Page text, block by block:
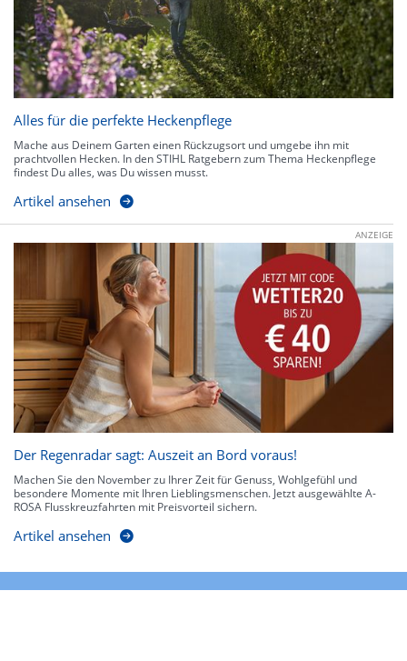
Alles für die perfekte Heckenpflege
Mache aus Deinem Garten einen Rückzugsort und umgebe ihn mit
prachtvollen Hecken. In den STIHL Ratgebern zum Thema Heckenpflege
findest Du alles, was Du wissen musst.
Artikel ansehen
ANZEIGE
Der Regenradar sagt: Auszeit an Bord voraus!
Machen Sie den November zu Ihrer Zeit für Genuss, Wohlgefühl und
besondere Momente mit Ihren Lieblingsmenschen. Jetzt ausgewählte A-
ROSA Flusskreuzfahrten mit Preisvorteil sichern.
Artikel ansehen